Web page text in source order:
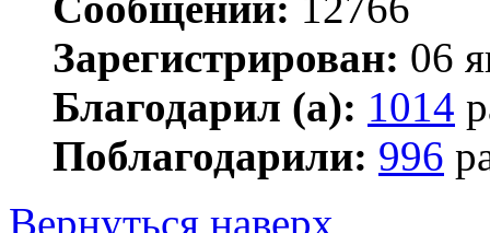
Зарегистрирован: 06
Благодарил (а): 1014
Поблагодарили: 996
Вернуться наверх